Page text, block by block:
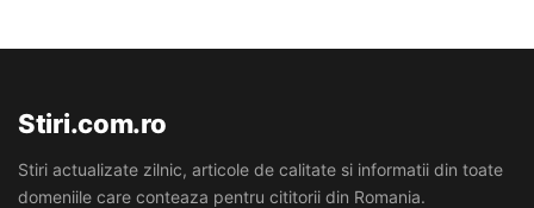
Stiri.com.ro
Stiri actualizate zilnic, articole de calitate si informatii din toate
domeniile care conteaza pentru cititorii din Romania.